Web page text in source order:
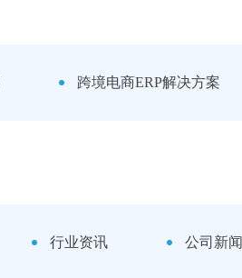
跨境电商ERP解决方案
行业资讯 公司新闻